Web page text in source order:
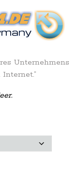
Unternehmens